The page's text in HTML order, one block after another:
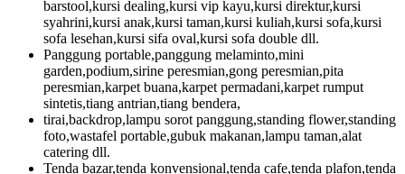
barstool,kursi dealing,kursi vip kayu,kursi direktur,kursi
syahrini,kursi anak,kursi taman,kursi kuliah,kursi sofa,kursi
sofa lesehan,kursi sifa oval,kursi sofa double dll.
Panggung portable,panggung melaminto,mini
garden,podium,sirine peresmian,gong peresmian,pita
peresmian,karpet buana,karpet permadani,karpet rumput
sintetis,tiang antrian,tiang bendera,
tirai,backdrop,lampu sorot panggung,standing flower,standing
foto,wastafel portable,gubuk makanan,lampu taman,alat
catering dll.
Tenda bazar,tenda konvensional,tenda cafe,tenda plafon,tenda